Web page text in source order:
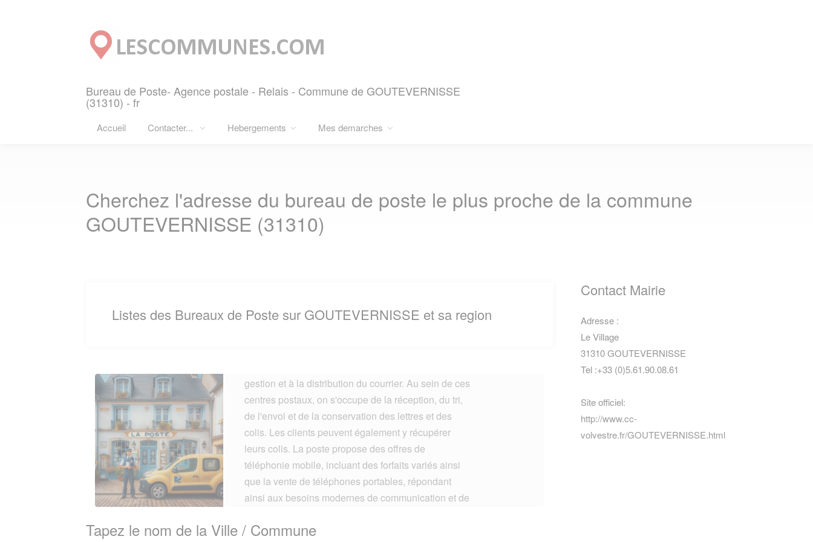
Bureau de Poste- Agence postale - Relais - Commune de GOUTEVERNISSE
(31310) - fr
Accueil Contacter... Hebergements Mes demarches
Cherchez l'adresse du bureau de poste le plus proche de la commune
GOUTEVERNISSE (31310)
Listes des Bureaux de Poste sur GOUTEVERNISSE et sa region
gestion et à la distribution du courrier. Au sein de ces
centres postaux, on s'occupe de la réception, du tri,
de l'envoi et de la conservation des lettres et des
colis. Les clients peuvent également y récupérer
leurs colis. La poste propose des offres de
téléphonie mobile, incluant des forfaits variés ainsi
que la vente de téléphones portables, répondant
ainsi aux besoins modernes de communication et de
Tapez le nom de la Ville / Commune
Contact Mairie
Adresse :
Le Village
31310 GOUTEVERNISSE
Tel :+33 (0)5.61.90.08.61
Site officiel:
http://www.cc-
volvestre.fr/GOUTEVERNISSE.html